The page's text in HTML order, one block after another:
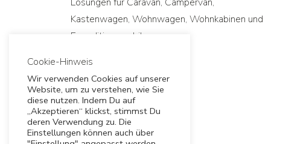
Kastenwagen, Wohnwagen, Wohnkabinen und
Expeditionsmobile.
Cookie-Hinweis
Wir verwenden Cookies auf unserer
Website, um zu verstehen, wie Sie
diese nutzen. Indem Du auf
„Akzeptieren“ klickst, stimmst Du
deren Verwendung zu. Die
Einstellungen können auch über